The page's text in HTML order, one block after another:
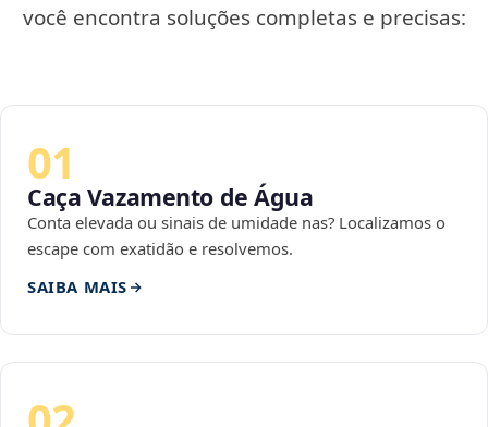
você encontra soluções completas e precisas:
01
Caça Vazamento de Água
Conta elevada ou sinais de umidade nas? Localizamos o
escape com exatidão e resolvemos.
SAIBA MAIS